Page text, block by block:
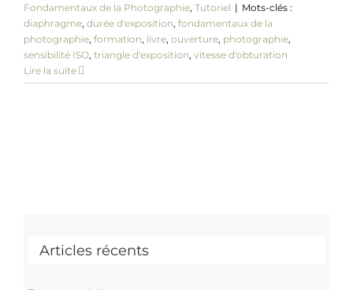
Fondamentaux de la Photographie, Tutoriel | Mots-clés :
diaphragme, durée d'exposition, fondamentaux de la
photographie, formation, livre, ouverture, photographie,
sensibilité ISO, triangle d'exposition, vitesse d'obturation
Lire la suite
Articles récents